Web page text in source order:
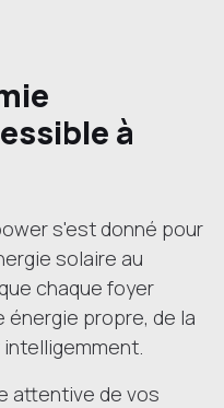
à
s'est donné pour
solaire au
chaque foyer
propre, de la
attentive de vos